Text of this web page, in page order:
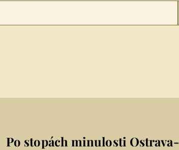
Po stopách minulosti